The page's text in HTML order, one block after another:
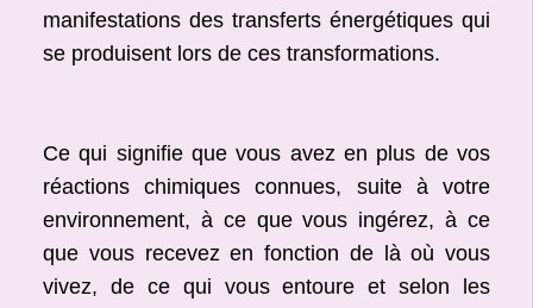
manifestations des transferts énergétiques qui
se produisent lors de ces transformations.
Ce qui signifie que vous avez en plus de vos
réactions chimiques connues, suite à votre
environnement, à ce que vous ingérez, à ce
que vous recevez en fonction de là où vous
vivez, de ce qui vous entoure et selon les